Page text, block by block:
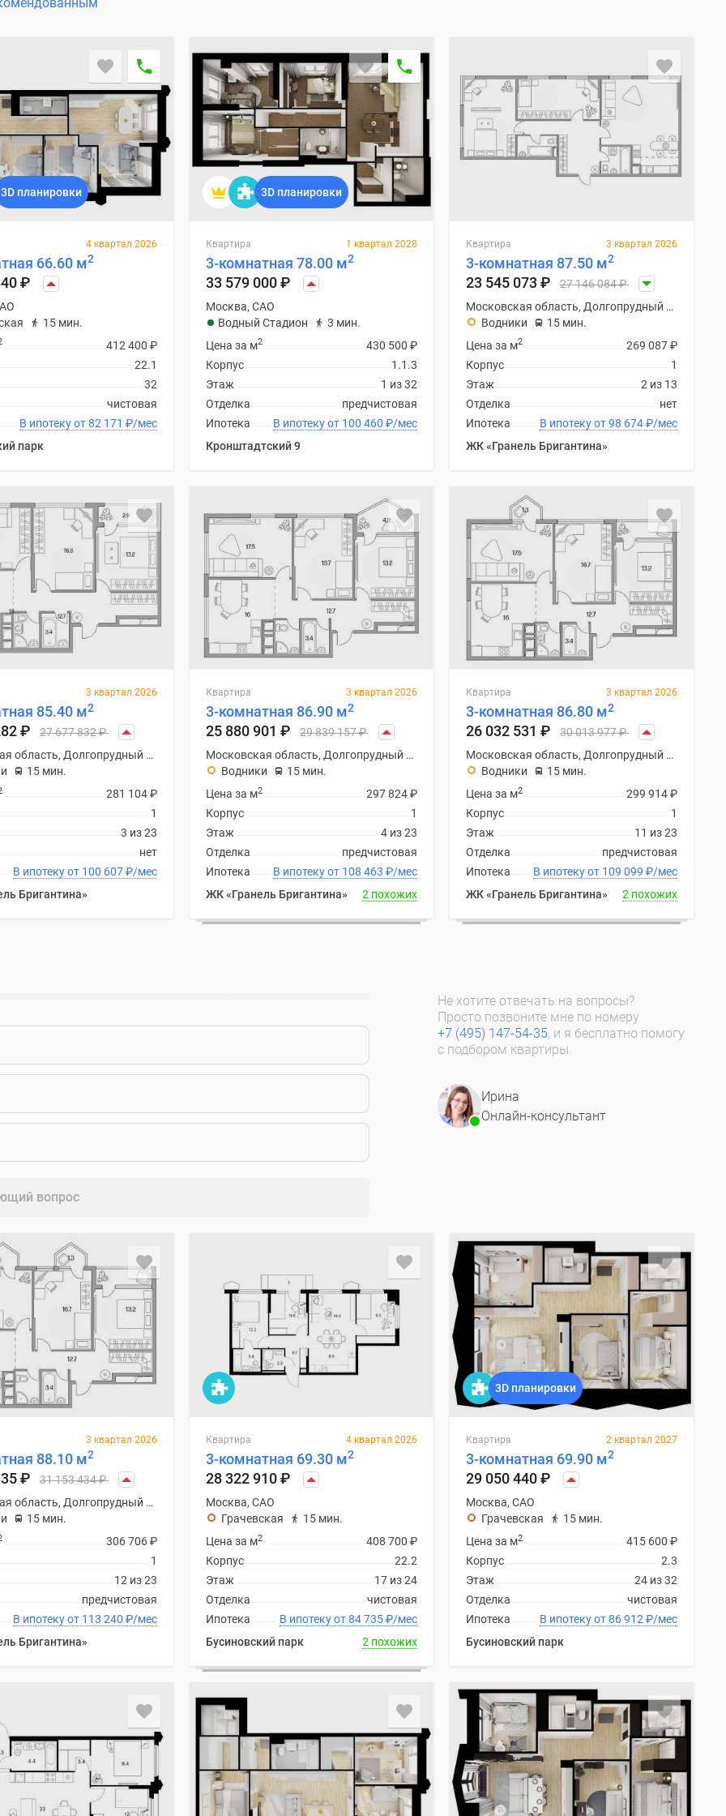
3D планировки
4 квартал 2026
66.60 м2
₽
15 мин.
412 400 ₽
22.1
32
чистовая
В ипотеку от 82 171 ₽/мес
парк
3D планировки
Квартира 1 квартал 2028
3-комнатная 78.00 м2
33 579 000₽
Москва, САО
Водный Стадион
3 мин.
430 500 ₽
Цена за м2
1.1.3
Корпус
1 из 32
Этаж
предчистовая
Отделка
В ипотеку от 100 460 ₽/мес
Ипотека
Кронштадтский 9
Квартира 3 квартал 2026
3-комнатная 87.50 м2
23 545 073₽ 27 146 084₽
Московская область, Долгопрудный городской округ
Водники
15 мин.
269 087₽
Цена за м2
1
Корпус
2 из 13
Этаж
нет
Отделка
В ипотеку от 98 674₽/мес
Ипотека
ЖК «Гранель Бригантина»
3 квартал 2026
85.40 м2
₽ 27 677 832₽
Московская область, Долгопрудный городской округ
15 мин.
281 104₽
1
3 из 23
нет
В ипотеку от 100 607₽/мес
Бригантина»
Квартира 3 квартал 2026
3-комнатная 86.90 м2
25 880 901 ₽ 29 839 157₽
Московская область, Долгопрудный городской округ
Водники
15 мин.
297 824₽
Цена за м2
1
Корпус
4 из 23
Этаж
предчистовая
Отделка
В ипотеку от 108 463 ₽/мес
Ипотека
ЖК «Гранель Бригантина»
2 похожих
Квартира 3 квартал 2026
3-комнатная 86.80 м2
26 032 531 ₽ 30 013 977₽
Московская область, Долгопрудный городской округ
Водники
15 мин.
299 914₽
Цена за м2
1
Корпус
11 из 23
Этаж
предчистовая
Отделка
В ипотеку от 109 099 ₽/мес
Ипотека
ЖК «Гранель Бригантина»
2 похожих
вопрос
Не хотите отвечать на вопросы?
Просто позвоните мне по номеру
+7 (495) 147-54-35, и я бесплатно помогу
с подбором квартиры.
Ирина
Онлайн-консультант
3 квартал 2026
88.10 м2
₽ 31 153 434₽
Московская область, Долгопрудный городской округ
15 мин.
306 706₽
1
12 из 23
предчистовая
В ипотеку от 113 240 ₽/мес
Бригантина»
Квартира 4 квартал 2026
3-комнатная 69.30 м2
28 322 910₽
Москва, САО
Грачевская
15 мин.
408 700 ₽
Цена за м2
22.2
Корпус
17 из 24
Этаж
чистовая
Отделка
В ипотеку от 84 735₽/мес
Ипотека
Бусиновский парк
2 похожих
3D планировки
Квартира 2 квартал 2027
3-комнатная 69.90 м2
29 050 440₽
Москва, САО
Грачевская
15 мин.
415 600 ₽
Цена за м2
2.3
Корпус
24 из 32
Этаж
чистовая
Отделка
В ипотеку от 86 912 ₽/мес
Ипотека
Бусиновский парк